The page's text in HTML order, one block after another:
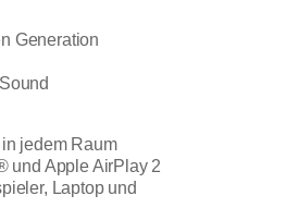
Generation
jedem Raum
und Apple AirPlay 2
Laptop und